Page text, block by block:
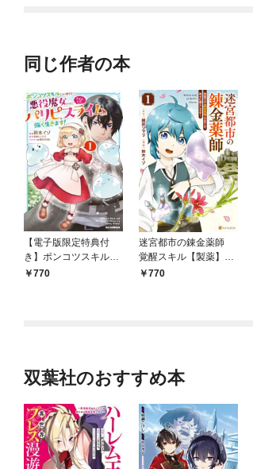
同じ作者の本
【電子版限定特典付
き】ポンコツスキルし
か使えない悪役魔女だ
770
迷宮都市の錬金薬師
覚醒スキル【製薬】で
今度こそ幸せに暮らし
770
双葉社のおすすめ本